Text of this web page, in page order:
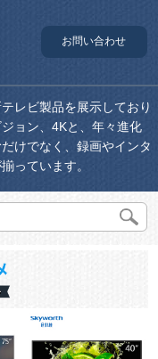
お問い合わせ
レビ製品を展示しており
ョン、4Kと、年々進化
けでなく、録画やインタ
っています。